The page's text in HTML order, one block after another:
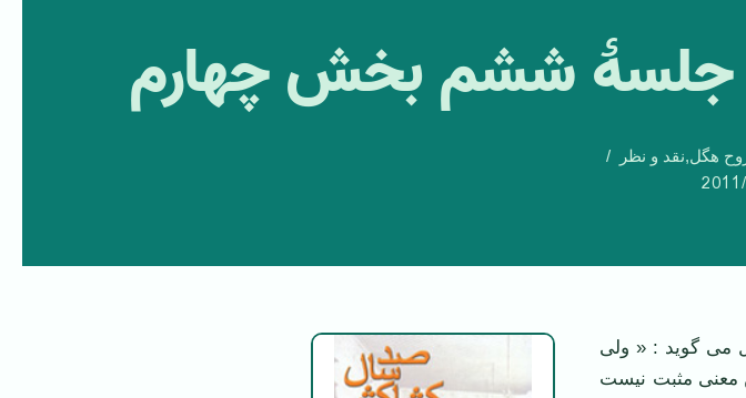
ـ جلسۀ ششم بخش چهارم
هگل,نقد و نظر
می گوید : « ولی
معنی مثبت نیست